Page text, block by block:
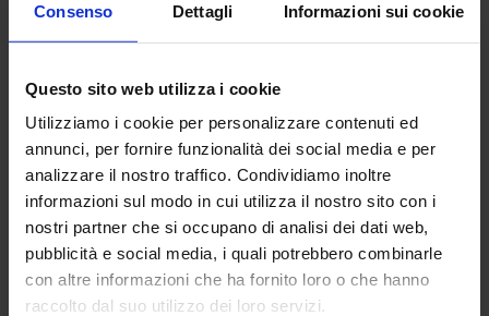
Consenso Dettagli Informazioni sui cookie
Questo sito web utilizza i cookie
Utilizziamo i cookie per personalizzare contenuti ed
annunci, per fornire funzionalità dei social media e per
analizzare il nostro traffico. Condividiamo inoltre
informazioni sul modo in cui utilizza il nostro sito con i
nostri partner che si occupano di analisi dei dati web,
pubblicità e social media, i quali potrebbero combinarle
con altre informazioni che ha fornito loro o che hanno
raccolto dal suo utilizzo dei loro servizi.
Sagoma donna 04 Pianta 04
Armadio 10